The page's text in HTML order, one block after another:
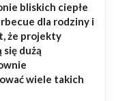
bliskich ciepłe
dla rodziny i
że projekty
się dużą
wiele takich